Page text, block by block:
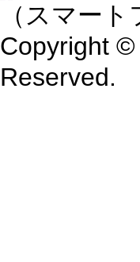
（スマート
Copyright ©
Reserved.